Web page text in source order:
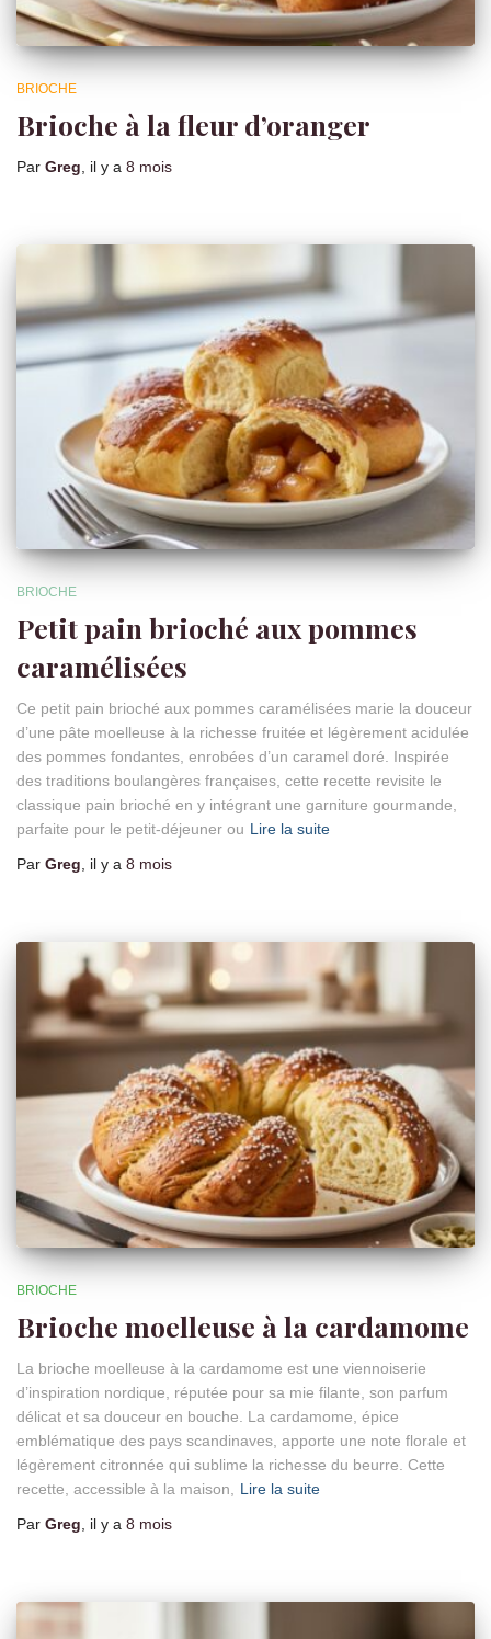
BRIOCHE
Brioche à la fleur d’oranger
Par Greg , il y a 8 mois
BRIOCHE
Petit pain brioché aux pommes
caramélisées
Ce petit pain brioché aux pommes caramélisées marie la douceur
d’une pâte moelleuse à la richesse fruitée et légèrement acidulée
des pommes fondantes, enrobées d’un caramel doré. Inspirée
des traditions boulangères françaises, cette recette revisite le
classique pain brioché en y intégrant une garniture gourmande,
parfaite pour le petit-déjeuner ou Lire la suite
Par Greg , il y a 8 mois
BRIOCHE
Brioche moelleuse à la cardamome
La brioche moelleuse à la cardamome est une viennoiserie
d’inspiration nordique, réputée pour sa mie filante, son parfum
délicat et sa douceur en bouche. La cardamome, épice
emblématique des pays scandinaves, apporte une note florale et
légèrement citronnée qui sublime la richesse du beurre. Cette
recette, accessible à la maison,
Lire la suite
Par Greg , il y a 8 mois